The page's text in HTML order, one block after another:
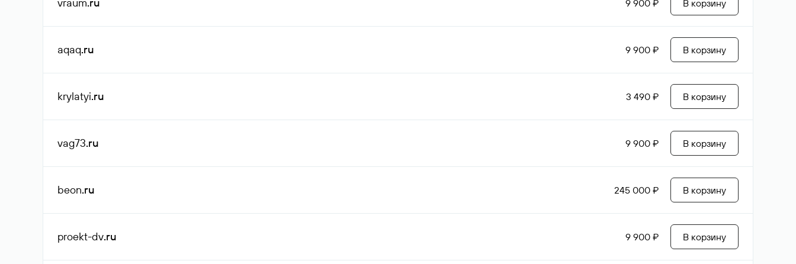
9 900 ₽ В корзину
aqaq.ru 9 900 ₽ В корзину
krylatyi.ru 3 490 ₽ В корзину
vag73.ru 9 900 ₽ В корзину
beon.ru 245 000 ₽ В корзину
proekt-dv.ru 9 900 ₽ В корзину